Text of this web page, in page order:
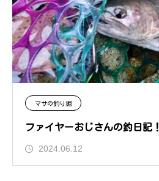
マサの釣り掘
ファイヤーおじさんの釣日記！
2024.06.12